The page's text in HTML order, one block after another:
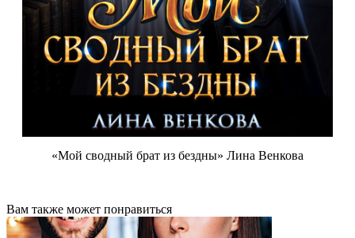
«Мой сводный брат из бездны» Лина Венкова
Вам также может понравиться